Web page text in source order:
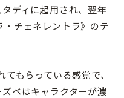
ディに起用され、翌年
チェネレントラ》のテ
もらっている感覚で、
ベはキャラクターが濃